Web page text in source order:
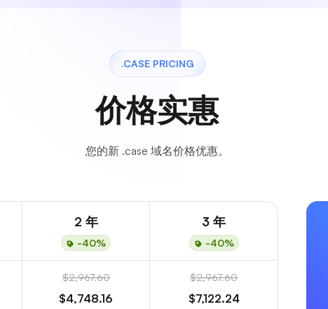
.CASE PRICING
价格实惠
您的新 .case 域名价格优惠。
2 年
-40%
3 年
-40%
$2,967.60
$4,748.16
$2,967.60
$7,122.24